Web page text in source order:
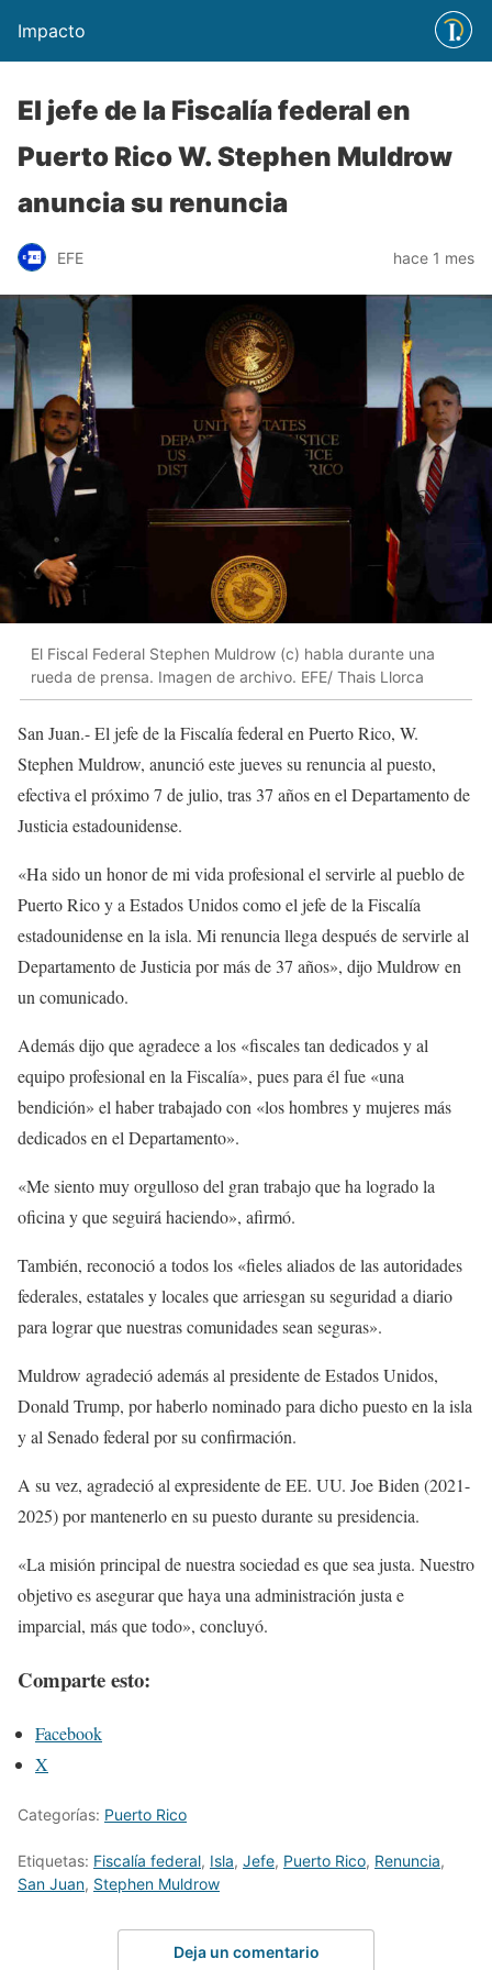
Impacto
El jefe de la Fiscalía federal en
Puerto Rico W. Stephen Muldrow
anuncia su renuncia
EFE hace 1 mes
El Fiscal Federal Stephen Muldrow (c) habla durante una
rueda de prensa. Imagen de archivo. EFE/ Thais Llorca
San Juan.- El jefe de la Fiscalía federal en Puerto Rico, W.
Stephen Muldrow, anunció este jueves su renuncia al puesto,
efectiva el próximo 7 de julio, tras 37 años en el Departamento de
Justicia estadounidense.
«Ha sido un honor de mi vida profesional el servirle al pueblo de
Puerto Rico y a Estados Unidos como el jefe de la Fiscalía
estadounidense en la isla. Mi renuncia llega después de servirle al
Departamento de Justicia por más de 37 años», dijo Muldrow en
un comunicado.
Además dijo que agradece a los «fiscales tan dedicados y al
equipo profesional en la Fiscalía», pues para él fue «una
bendición» el haber trabajado con «los hombres y mujeres más
dedicados en el Departamento».
«Me siento muy orgulloso del gran trabajo que ha logrado la
oficina y que seguirá haciendo», afirmó.
También, reconoció a todos los «fieles aliados de las autoridades
federales, estatales y locales que arriesgan su seguridad a diario
para lograr que nuestras comunidades sean seguras».
Muldrow agradeció además al presidente de Estados Unidos,
Donald Trump, por haberlo nominado para dicho puesto en la isla
y al Senado federal por su confirmación.
A su vez, agradeció al expresidente de EE. UU. Joe Biden (2021-
2025) por mantenerlo en su puesto durante su presidencia.
«La misión principal de nuestra sociedad es que sea justa. Nuestro
objetivo es asegurar que haya una administración justa e
imparcial, más que todo», concluyó.
Comparte esto:
Facebook
X
Categorías: Puerto Rico
Etiquetas: Fiscalía federal, Isla, Jefe, Puerto Rico, Renuncia,
San Juan, Stephen Muldrow
Deja un comentario